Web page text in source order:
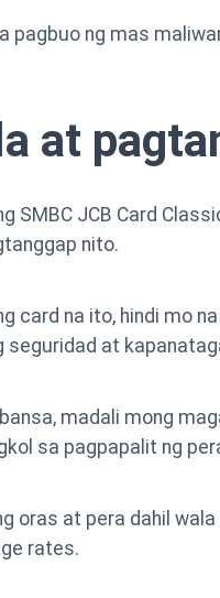
pagbuo ng mas
at
SMBC JCB Card
nito.
card na ito, hindi mo
seguridad at
madali mong
sa pagpapalit ng
oras at pera dahil
rates.